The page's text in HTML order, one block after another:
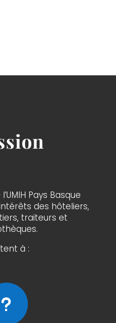
Pays Basque
des hôteliers,
traiteurs et
à :
u